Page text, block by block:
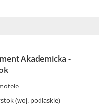
Akademicka -
(woj. podlaskie)